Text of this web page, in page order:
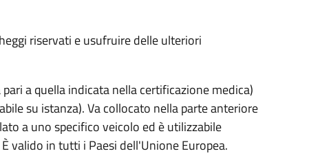
riservati e usufruire delle ulteriori
a quella indicata nella certificazione medica)
su istanza). Va collocato nella parte anteriore
a uno specifico veicolo ed è utilizzabile
valido in tutti i Paesi dell'Unione Europea.